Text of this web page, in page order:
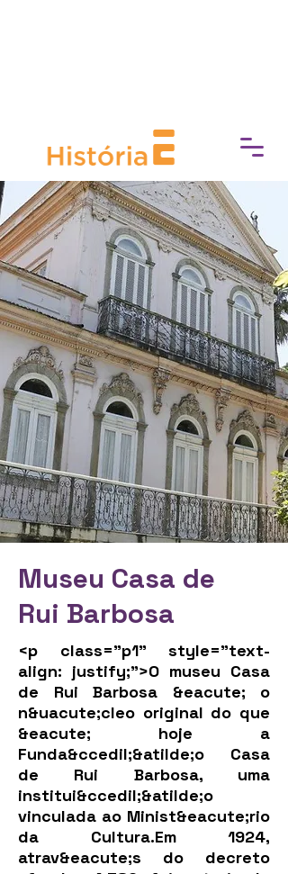
Museu Casa de
Rui Barbosa
<p class="p1" style="text-
align: justify;">O museu Casa
de Rui Barbosa &eacute; o
n&uacute;cleo original do que
&eacute; hoje a
Funda&ccedil;&atilde;o Casa
de Rui Barbosa, uma
institui&ccedil;&atilde;o
vinculada ao Minist&eacute;rio
da Cultura.Em 1924,
atrav&eacute;s do decreto